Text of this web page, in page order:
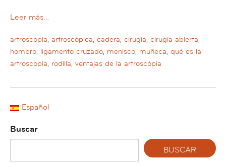
Leer más…
artroscopia, artroscópica, cadera, cirugía, cirugía abierta,
hombro, ligamento cruzado, menisco, muñeca, qué es la
artroscopia, rodilla, ventajas de la artroscópia
Español
Buscar